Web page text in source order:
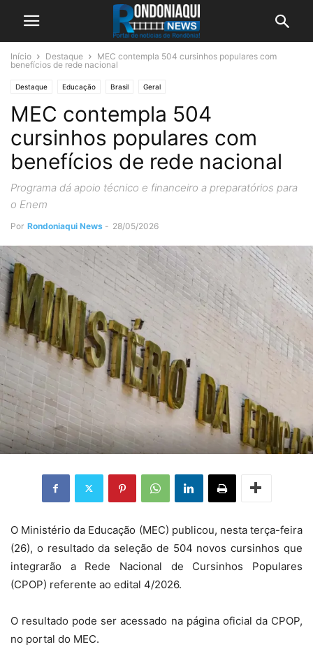
Início Destaque
MEC contempla 504 cursinhos populares com
benefícios de rede nacional
Destaque Educação Brasil Geral
MEC contempla 504
cursinhos populares com
benefícios de rede nacional
Programa dá apoio técnico e financeiro a preparatórios para
o Enem
Por Rondoniaqui News - 28/05/2026
O Ministério da Educação (MEC) publicou, nesta terça-feira
(26), o resultado da seleção de 504 novos cursinhos que
integrarão a Rede Nacional de Cursinhos Populares
(CPOP) referente ao edital 4/2026.
O resultado pode ser acessado na página oficial da CPOP,
no portal do MEC.